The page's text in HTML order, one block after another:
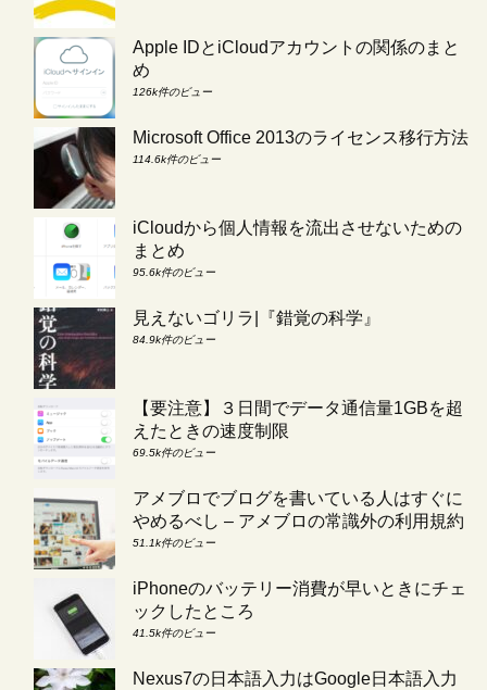
Apple IDとiCloudアカウントの関係のまと
め
126k件のビュー
Microsoft Office 2013のライセンス移行方法
114.6k件のビュー
iCloudから個人情報を流出させないための
まとめ
95.6k件のビュー
見えないゴリラ|『錯覚の科学』
84.9k件のビュー
【要注意】３日間でデータ通信量1GBを超
えたときの速度制限
69.5k件のビュー
アメブロでブログを書いている人はすぐに
やめるべし – アメブロの常識外の利用規約
51.1k件のビュー
iPhoneのバッテリー消費が早いときにチェ
ックしたところ
41.5k件のビュー
Nexus7の日本語入力はGoogle日本語入力